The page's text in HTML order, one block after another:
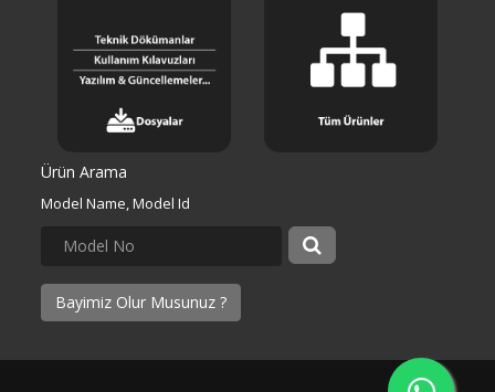
Ürün Arama
Model Name, Model Id
Bayimiz Olur Musunuz ?